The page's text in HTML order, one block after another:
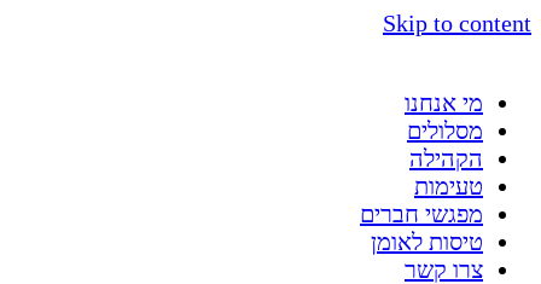
Skip to content
מי אנחנו
מסלולים
הקהילה
טעימות
מפגשי חברים
טיסות לאומן
צרו קשר